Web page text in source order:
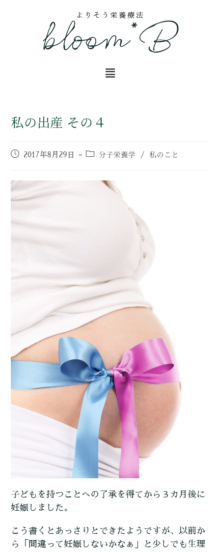
私の出産 その４
2017年8月29日 分子栄養学 / 私のこと
子どもを持つことへの了承を得てから３カ月後に
妊娠しました。
こう書くとあっさりとできたようですが、以前か
ら「間違って妊娠しないかなぁ」と少しでも生理